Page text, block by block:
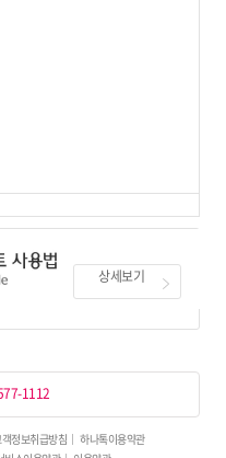
상세보기
1112
정보취급방침
하나톡이용약관